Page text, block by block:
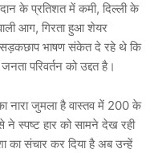
के प्रतिशत में कमी, दिल्ली के
आग, गिरता हुआ शेयर
सड़कछाप भाषण संकेत दे रहे थे कि
परिवर्तन को उद्दत है।
नारा जुमला है वास्तव में 200 के
स्पष्ट हार को सामने देख रही
संचार कर दिया है अब उन्हें